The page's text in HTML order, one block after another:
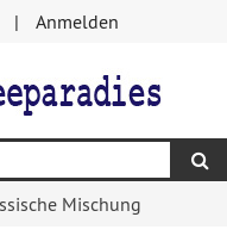
Anmelden
Mischung